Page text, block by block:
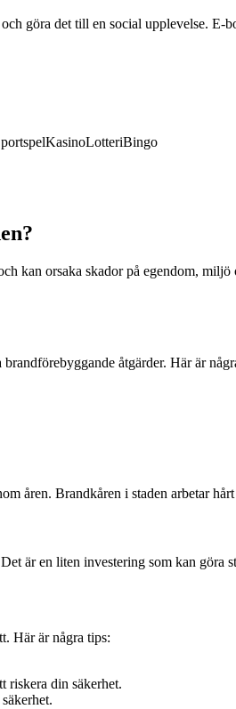
göra det till en social upplevelse.
KasinoLotteriBingo
kan orsaka skador på egendom,
åtgärder. Här är
åren. Brandkåren i staden arbetar
är en liten investering som kan göra
Här är några tips:
riskera din säkerhet.